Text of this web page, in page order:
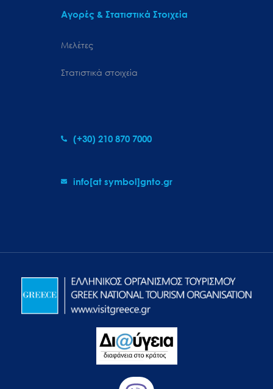
Αγορές & Στατιστικά Στοιχεία
Μελέτες
Στατιστικά στοιχεία
(+30) 210 870 7000
info[at symbol]gnto.gr